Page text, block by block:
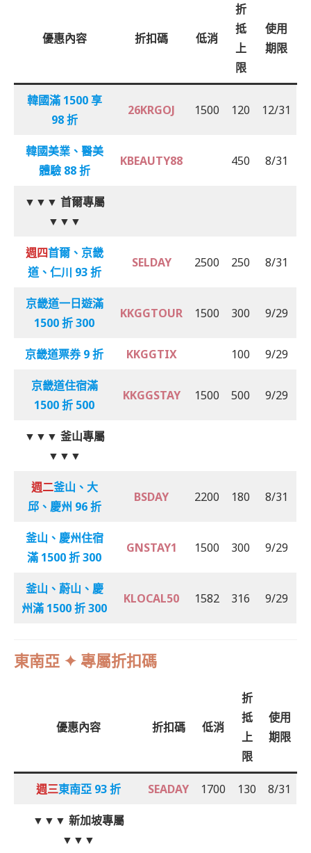
優惠內容 折扣碼 低消
折
抵
上
限
使用
期限
韓國滿 1500 享
98 折
26KRGOJ 1500 120 12/31
韓國美業、醫美
體驗88 折
KBEAUTY88 450 8/31
▼▼▼ 首爾專屬
▼▼▼
週四首爾、京畿
道、仁川 93 折
SELDAY 2500 250 8/31
京畿道一日遊滿
1500 折 300
KKGGTOUR 1500 300 9/29
京畿道票券 9 折 KKGGTIX 100 9/29
京畿道住宿滿
1500 折 500
KKGGSTAY 1500 500 9/29
▼▼▼ 釜山專屬
▼▼▼
週二釜山、大
邱、慶州 96 折
BSDAY 2200 180 8/31
釜山、慶州住宿
滿 1500 折 300
GNSTAY1 1500 300 9/29
釜山、蔚山、慶
州滿 1500 折 300
KLOCAL50 1582 316 9/29
東南亞 ✦ 專屬折扣碼
優惠內容 折扣碼 低消
折
抵
上
限
使用
期限
週三東南亞 93 折 SEADAY 1700 130 8/31
▼▼▼ 新加坡專屬
▼▼▼